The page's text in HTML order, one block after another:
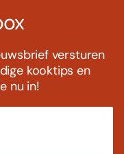
versturen
kooktips en
nu in!